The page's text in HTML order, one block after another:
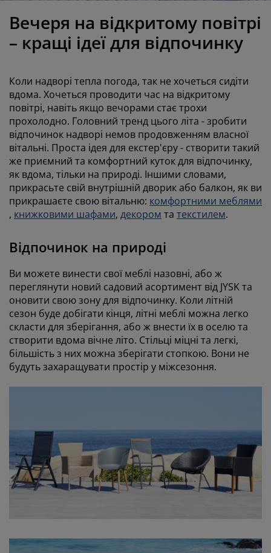
подіуми
матраци
ліжка
та аксесуари
ліхтарі
товари
для прання
Вечеря на відкритому повітрі
– кращі ідеї для відпочинку
Коли надворі тепла погода, так не хочеться сидіти
вдома. Хочеться проводити час на відкритому
повітрі, навіть якщо вечорами стає трохи
прохолодно. Головний тренд цього літа - зробити
відпочинок надворі немов продовженням власної
вітальні. Проста ідея для екстер'єру - створити такий
же приємний та комфортний куток для відпочинку,
як вдома, тільки на природі. Іншими словами,
прикрасьте свій внутрішній дворик або балкон, як ви
прикрашаєте свою вітальню: комфортними меблями
, книжковими шафами, декором та текстилем.
Відпочинок на природі
Ви можете винести свої меблі назовні, або ж
переглянути новий садовий асортимент від JYSK та
оновити свою зону для відпочинку. Коли літній
сезон буде добігати кінця, літні меблі можна легко
скласти для зберігання, або ж внести їх в оселю та
створити вдома вічне літо. Стільці міцні та легкі,
більшість з них можна зберігати стопкою. Вони не
будуть захаращувати простір у міжсезоння.